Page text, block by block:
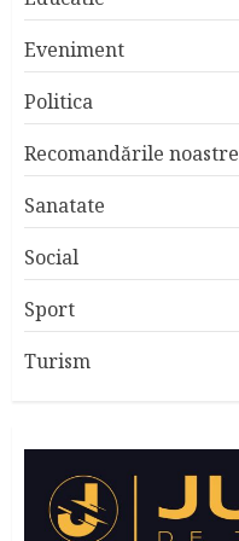
Eveniment
Politica
Recomandările noastre
Sanatate
Social
Sport
Turism